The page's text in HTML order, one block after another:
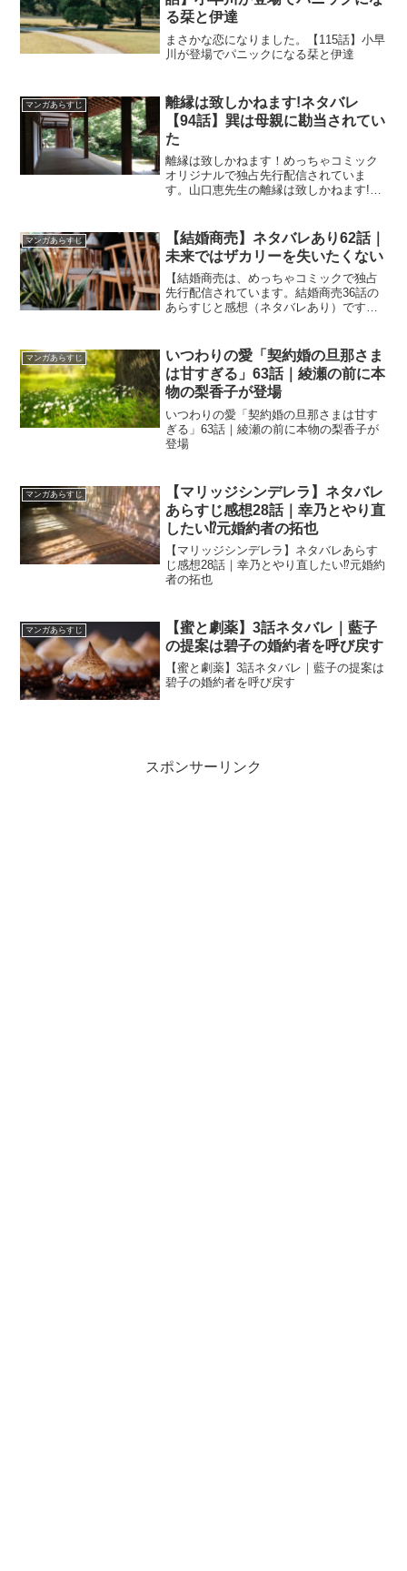
る栞と伊達
まさかな恋になりました。【115話】小早
川が登場でパニックになる栞と伊達
マンガあらすじ
離縁は致しかねます!ネタバレ
【94話】巽は母親に勘当されてい
た
離縁は致しかねます！めっちゃコミック
オリジナルで独占先行配信されていま
す。山口恵先生の離縁は致しかねます!ネ
マンガあらすじ
【結婚商売】ネタバレあり62話｜
未来ではザカリーを失いたくない
【結婚商売は、めっちゃコミックで独占
先行配信されています。結婚商売36話の
あらすじと感想（ネタバレあり）です。
62話｜未来ではザカリーを失いたくない
マンガあらすじ
いつわりの愛「契約婚の旦那さま
は甘すぎる」63話｜綾瀬の前に本
物の梨香子が登場
いつわりの愛「契約婚の旦那さまは甘す
ぎる」63話｜綾瀬の前に本物の梨香子が
登場
マンガあらすじ
【マリッジシンデレラ】ネタバレ
あらすじ感想28話｜幸乃とやり直
したい⁉︎元婚約者の拓也
【マリッジシンデレラ】ネタバレあらす
じ感想28話｜幸乃とやり直したい⁉︎元婚約
者の拓也
マンガあらすじ
【蜜と劇薬】3話ネタバレ｜藍子
の提案は碧子の婚約者を呼び戻す
【蜜と劇薬】3話ネタバレ｜藍子の提案は
碧子の婚約者を呼び戻す
スポンサーリンク